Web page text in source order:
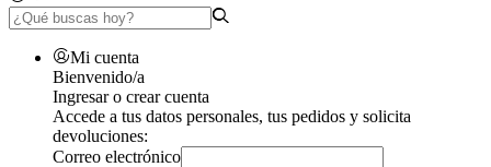
Mi cuenta
Bienvenido/a
Ingresar o crear cuenta
Accede a tus datos personales, tus pedidos y solicita
devoluciones:
Correo electrónico